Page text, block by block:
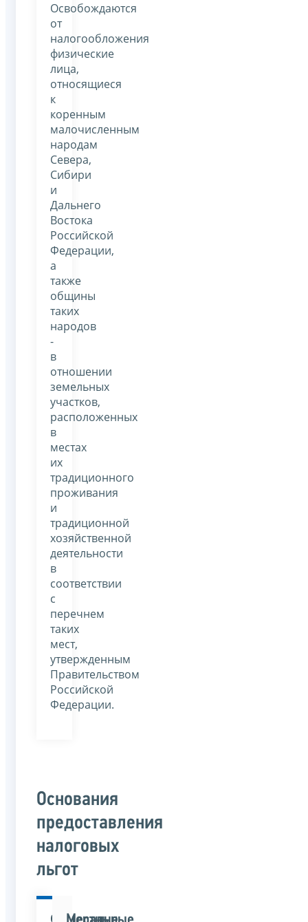
Освобождаются
от
налогообложения
физические
лица,
относящиеся
к
коренным
малочисленным
народам
Севера,
Сибири
и
Дальнего
Востока
Российской
Федерации,
а
также
общины
таких
народов
-
в
отношении
земельных
участков,
расположенных
в
местах
их
традиционного
проживания
и
традиционной
хозяйственной
деятельности
в
соответствии
с
перечнем
таких
мест,
утвержденным
Правительством
Российской
Федерации.
Основания
предоставления
налоговых
льгот